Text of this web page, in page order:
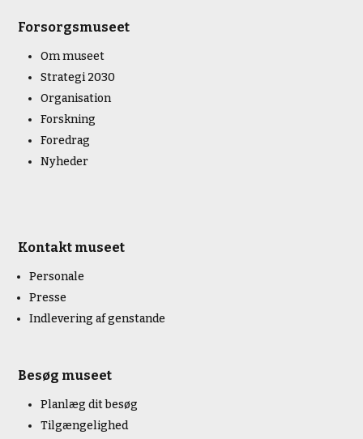
Forsorgsmuseet
Om museet
Strategi 2030
Organisation
Forskning
Foredrag
Nyheder
Kontakt museet
Personale
Presse
Indlevering af genstande
Besøg museet
Planlæg dit besøg
Tilgængelighed